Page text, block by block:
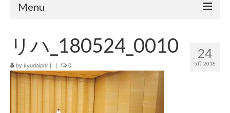
Menu
演奏会情報
卒業記念演奏会2027
24
5月 2018
リハ_180524_0010
by kyudaiphil 0